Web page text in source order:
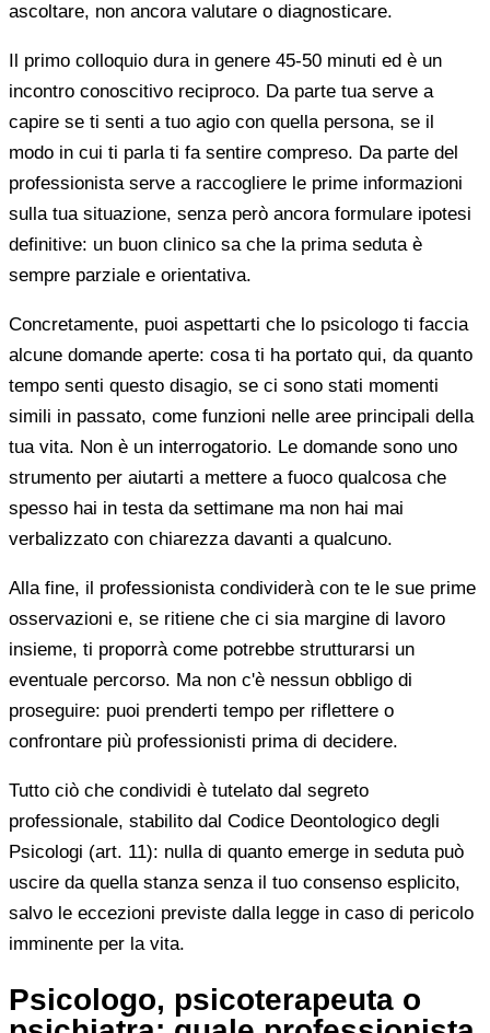
ascoltare, non ancora valutare o diagnosticare.
Il primo colloquio dura in genere 45-50 minuti ed è un
incontro conoscitivo reciproco. Da parte tua serve a
capire se ti senti a tuo agio con quella persona, se il
modo in cui ti parla ti fa sentire compreso. Da parte del
professionista serve a raccogliere le prime informazioni
sulla tua situazione, senza però ancora formulare ipotesi
definitive: un buon clinico sa che la prima seduta è
sempre parziale e orientativa.
Concretamente, puoi aspettarti che lo psicologo ti faccia
alcune domande aperte: cosa ti ha portato qui, da quanto
tempo senti questo disagio, se ci sono stati momenti
simili in passato, come funzioni nelle aree principali della
tua vita. Non è un interrogatorio. Le domande sono uno
strumento per aiutarti a mettere a fuoco qualcosa che
spesso hai in testa da settimane ma non hai mai
verbalizzato con chiarezza davanti a qualcuno.
Alla fine, il professionista condividerà con te le sue prime
osservazioni e, se ritiene che ci sia margine di lavoro
insieme, ti proporrà come potrebbe strutturarsi un
eventuale percorso. Ma non c'è nessun obbligo di
proseguire: puoi prenderti tempo per riflettere o
confrontare più professionisti prima di decidere.
Tutto ciò che condividi è tutelato dal segreto
professionale, stabilito dal Codice Deontologico degli
Psicologi (art. 11): nulla di quanto emerge in seduta può
uscire da quella stanza senza il tuo consenso esplicito,
salvo le eccezioni previste dalla legge in caso di pericolo
imminente per la vita.
Psicologo, psicoterapeuta o